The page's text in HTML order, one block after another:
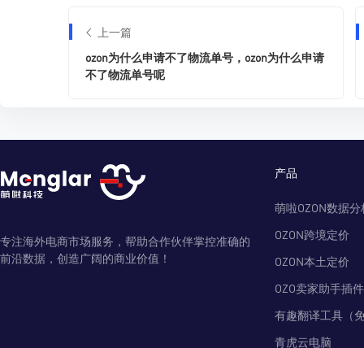
上一篇
ozon为什么申请不了物流单号，ozon为什么申请
不了物流单号呢
专注海外电商市场服务，帮助合作伙伴掌控准确的
前沿数据，创造广阔的商业价值！
产品
萌啦OZON数据分
OZON跨境定价
OZON本土定价
OZO卖家助手插件
有趣翻译工具（
青虎云电脑